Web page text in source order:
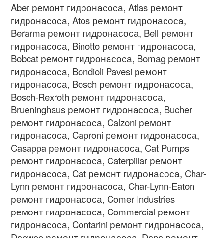
Aber ремонт гидронасоса, Atlas ремонт
гидронасоса, Atos ремонт гидронасоса,
Berarma ремонт гидронасоса, Bell ремонт
гидронасоса, Binotto ремонт гидронасоса,
Bobcat ремонт гидронасоса, Bomag ремонт
гидронасоса, Bondioli Pavesi ремонт
гидронасоса, Bosch ремонт гидронасоса,
Bosch-Rexroth ремонт гидронасоса,
Brueninghaus ремонт гидронасоса, Bucher
ремонт гидронасоса, Calzoni ремонт
гидронасоса, Caproni ремонт гидронасоса,
Casappa ремонт гидронасоса, Cat Pumps
ремонт гидронасоса, Caterpillar ремонт
гидронасоса, Cat ремонт гидронасоса, Char-
Lynn ремонт гидронасоса, Char-Lynn-Eaton
ремонт гидронасоса, Comer Industries
ремонт гидронасоса, Commercial ремонт
гидронасоса, Contarini ремонт гидронасоса,